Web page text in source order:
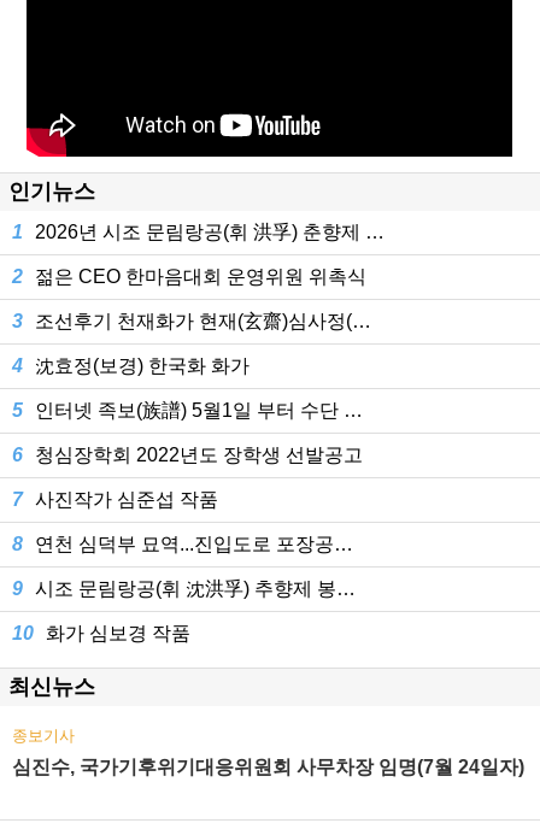
인기뉴스
1 2026년 시조 문림랑공(휘 洪孚) 춘향제 …
2 젊은 CEO 한마음대회 운영위원 위촉식
3 조선후기 천재화가 현재(玄齋)심사정(…
4 沈효정(보경) 한국화 화가
5 인터넷 족보(族譜) 5월1일 부터 수단 …
6 청심장학회 2022년도 장학생 선발공고
7 사진작가 심준섭 작품
8 연천 심덕부 묘역...진입도로 포장공…
9 시조 문림랑공(휘 沈洪孚) 추향제 봉…
10 화가 심보경 작품
최신뉴스
종보기사
심진수, 국가기후위기대응위원회 사무차장 임명(7월 24일자)